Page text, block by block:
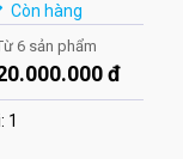
Còn hàng
6 sản phẩm
đ
1